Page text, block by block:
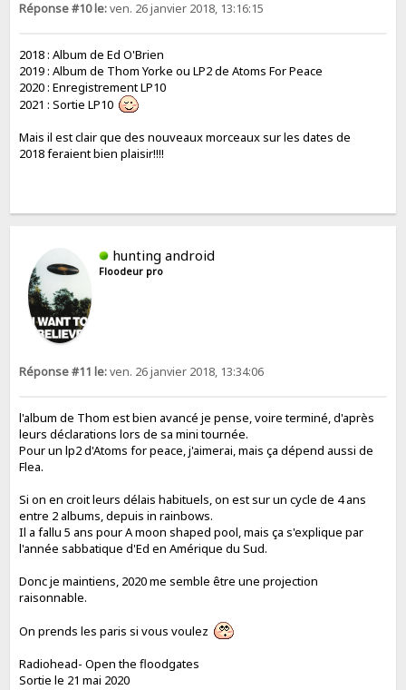
Réponse #10 le:ven. 26 janvier 2018, 13:16:15
2018 : Album de Ed O'Brien
2019 : Album de Thom Yorke ou LP2 de Atoms For Peace
2020 : Enregistrement LP10
2021 : Sortie LP10
Mais il est clair que des nouveaux morceaux sur les dates de
2018 feraient bien plaisir!!!!
hunting android
Floodeur pro
Réponse #11 le:ven. 26 janvier 2018, 13:34:06
l'album de Thom est bien avancé je pense, voire terminé, d'après
leurs déclarations lors de sa mini tournée.
Pour un lp2 d'Atoms for peace, j'aimerai, mais ça dépend aussi de
Flea.
Si on en croit leurs délais habituels, on est sur un cycle de 4 ans
entre 2 albums, depuis in rainbows.
Il a fallu 5 ans pour A moon shaped pool, mais ça s'explique par
l'année sabbatique d'Ed en Amérique du Sud.
Donc je maintiens, 2020 me semble être une projection
raisonnable.
On prends les paris si vous voulez
Radiohead- Open the floodgates
Sortie le 21 mai 2020